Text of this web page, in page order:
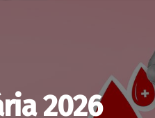
2026